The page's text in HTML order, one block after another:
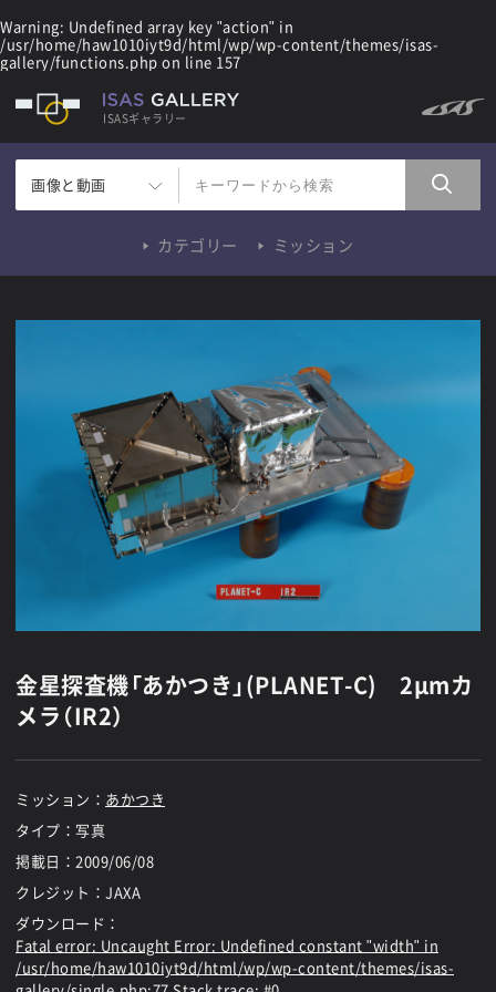
Warning: Undefined array key "action" in
/usr/home/haw1010iyt9d/html/wp/wp-content/themes/isas-
gallery/functions.php on line 157
ISASギャラリー
画像と動画
カテゴリー ミッション
金星探査機「あかつき」(PLANET-C) 2μmカ
メラ（IR2）
ミッション： あかつき
タイプ：写真
掲載日： 2009/06/08
クレジット：JAXA
ダウンロード：
Fatal error: Uncaught Error: Undefined constant "width" in
/usr/home/haw1010iyt9d/html/wp/wp-content/themes/isas-